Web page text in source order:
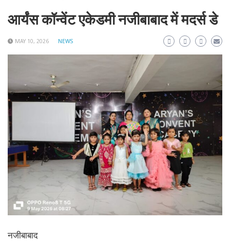
आर्यंस कॉन्वेंट एकेडमी नजीबाबाद में मदर्स डे
MAY 10, 2026 NEWS
नजीबाबाद